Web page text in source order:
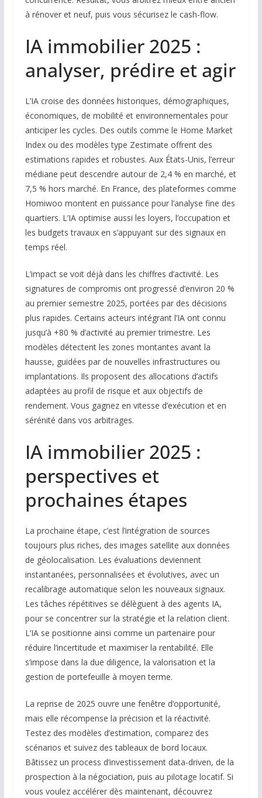
à rénover et neuf, puis vous sécurisez le cash-flow.
IA immobilier 2025 :
analyser, prédire et agir
L’IA croise des données historiques, démographiques,
économiques, de mobilité et environnementales pour
anticiper les cycles. Des outils comme le Home Market
Index ou des modèles type Zestimate offrent des
estimations rapides et robustes. Aux États-Unis, l’erreur
médiane peut descendre autour de 2,4 % en marché, et
7,5 % hors marché. En France, des plateformes comme
Homiwoo montent en puissance pour l’analyse fine des
quartiers. L’IA optimise aussi les loyers, l’occupation et
les budgets travaux en s’appuyant sur des signaux en
temps réel.
L’impact se voit déjà dans les chiffres d’activité. Les
signatures de compromis ont progressé d’environ 20 %
au premier semestre 2025, portées par des décisions
plus rapides. Certains acteurs intégrant l’IA ont connu
jusqu’à +80 % d’activité au premier trimestre. Les
modèles détectent les zones montantes avant la
hausse, guidées par de nouvelles infrastructures ou
implantations. Ils proposent des allocations d’actifs
adaptées au profil de risque et aux objectifs de
rendement. Vous gagnez en vitesse d’exécution et en
sérénité dans vos arbitrages.
IA immobilier 2025 :
perspectives et
prochaines étapes
La prochaine étape, c’est l’intégration de sources
toujours plus riches, des images satellite aux données
de géolocalisation. Les évaluations deviennent
instantanées, personnalisées et évolutives, avec un
recalibrage automatique selon les nouveaux signaux.
Les tâches répétitives se délèguent à des agents IA,
pour se concentrer sur la stratégie et la relation client.
L’IA se positionne ainsi comme un partenaire pour
réduire l’incertitude et maximiser la rentabilité. Elle
s’impose dans la due diligence, la valorisation et la
gestion de portefeuille à moyen terme.
La reprise de 2025 ouvre une fenêtre d’opportunité,
mais elle récompense la précision et la réactivité.
Testez des modèles d’estimation, comparez des
scénarios et suivez des tableaux de bord locaux.
Bâtissez un process d’investissement data-driven, de la
prospection à la négociation, puis au pilotage locatif. Si
vous voulez accélérer dès maintenant, découvrez